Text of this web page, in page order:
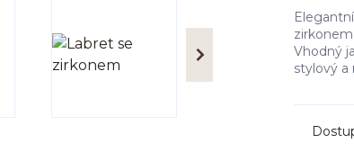
zirkonem
Vhodný
stylový a